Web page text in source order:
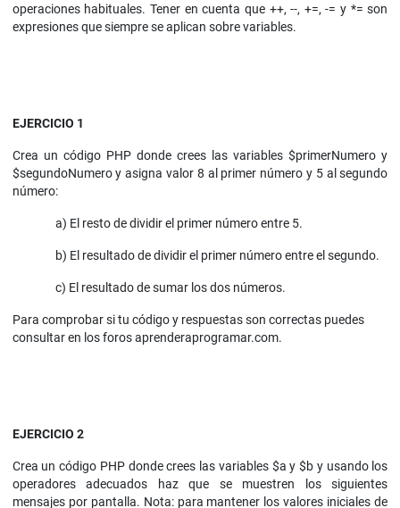
operaciones habituales. Tener en cuenta que ++, --, +=, -= y *= son
expresiones que siempre se aplican sobre variables.
EJERCICIO 1
Crea un código PHP donde crees las variables $primerNumero y
$segundoNumero y asigna valor 8 al primer número y 5 al segundo
número:
a) El resto de dividir el primer número entre 5.
b) El resultado de dividir el primer número entre el segundo.
c) El resultado de sumar los dos números.
Para comprobar si tu código y respuestas son correctas puedes
consultar en los foros aprenderaprogramar.com.
EJERCICIO 2
Crea un código PHP donde crees las variables $a y $b y usando los
operadores adecuados haz que se muestren los siguientes
mensajes por pantalla. Nota: para mantener los valores iniciales de